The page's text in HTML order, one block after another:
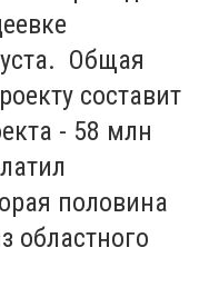
Общая
составит
- 58 млн
половина
областного